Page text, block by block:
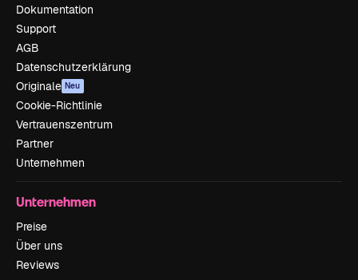
Dokumentation
Support
AGB
Datenschutzerklärung
Originale Neu
Cookie-Richtlinie
Vertrauenszentrum
Partner
Unternehmen
Unternehmen
Preise
Über uns
Reviews